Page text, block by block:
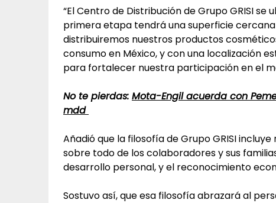
“El Centro de Distribución de Grupo GRISI se
primera etapa tendrá una superficie
distribuiremos nuestros productos
consumo en México, y con una localización
para fortalecer nuestra participación en el
No te pierdas: Mota-Engil acuerda con
mdd
Añadió que la filosofía de Grupo GRISI
sobre todo de los colaboradores y sus
desarrollo personal, y el reconocimiento
Sostuvo así, que esa filosofía abrazará al